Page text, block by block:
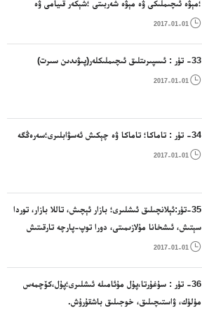
؛مېۋە ئىچىملىكى ۋە مېۋە شەربىتى ؛شېكەر قىيامى ۋە
ئىسپىرتسىز ئىچىملىك ياساشقا ئىشلىتىلىدىغان باشقا

2017-01-01
33- تۈر : ئىسپىرىتلىق ئىچىملىكلەر(پىۋىدىن سىرت)

2017-01-01
34- تۈر : تاماكا؛ تاماكا ۋە چېكىش ئەسۋابلىرى؛سەرەڭگە

2017-01-01
35-تۈر:ئېلانچىلىق ئىشلىرى؛ بازار ئېچىش، تاللا بازار، توردا
سېتىش، ئىشخانا مۇلازىمىتى، دورا توپ-پارچە تارقىتىش
مۇلازىمىتى قاتارلىقلار

2017-01-01
36- تۈر : سۇغۇرتا،پۇل مۇئامىلە ئىشلىرى؛پۇل،كۆچمەس
مۈلۈك، ۋاستىچىلىق، خوجىلىق باشقۇرۇش.